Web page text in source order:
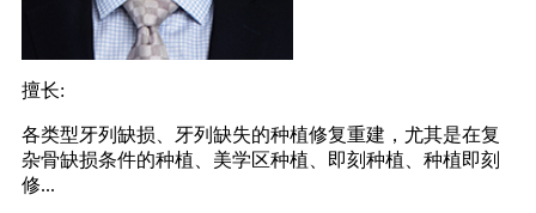
擅长:
各类型牙列缺损、牙列缺失的种植修复重建，尤其是在复
杂骨缺损条件的种植、美学区种植、即刻种植、种植即刻
修...